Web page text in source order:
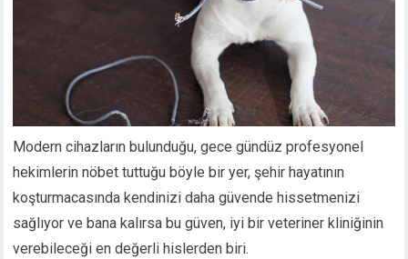
Modern cihazların bulunduğu, gece gündüz profesyonel
hekimlerin nöbet tuttuğu böyle bir yer, şehir hayatının
koşturmacasında kendinizi daha güvende hissetmenizi
sağlıyor ve bana kalırsa bu güven, iyi bir veteriner kliniğinin
verebileceği en değerli hislerden biri.